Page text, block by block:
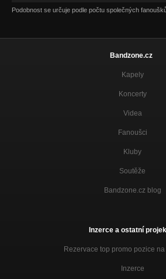
Podobnost se určuje podle počtu společných
Bandzone.cz
Kapely
Koncerty
Videa
Fanoušci
Kluby
Soutěže
Bandzone.cz blog
Inzerce a ostatní
Rezervace top promo pozice
Inzerce